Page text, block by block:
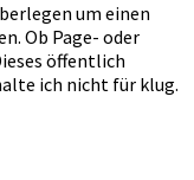
um einen
Ob Page- oder
öffentlich
ich nicht für klug.